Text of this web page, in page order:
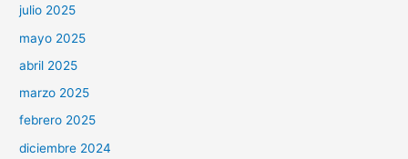
julio 2025
mayo 2025
abril 2025
marzo 2025
febrero 2025
diciembre 2024